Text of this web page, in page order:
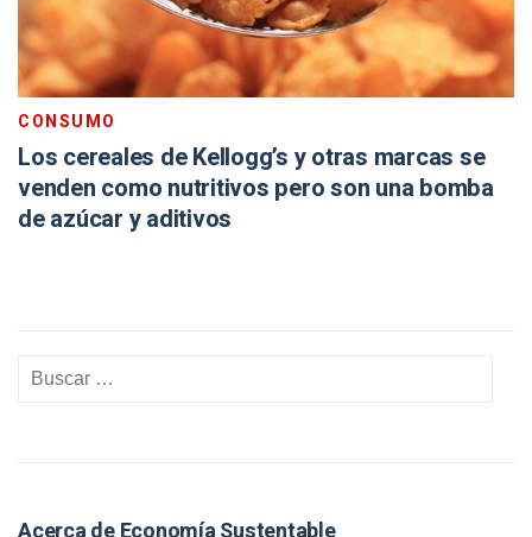
CONSUMO
Los cereales de Kellogg’s y otras marcas se
venden como nutritivos pero son una bomba
de azúcar y aditivos